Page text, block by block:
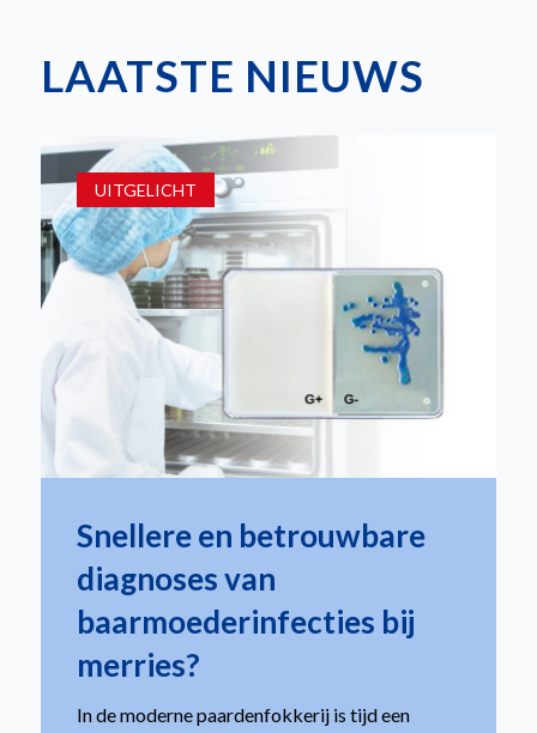
LAATSTE NIEUWS
UITGELICHT
Snellere en betrouwbare
diagnoses van
baarmoederinfecties bij
merries?
In de moderne paardenfokkerij is tijd een